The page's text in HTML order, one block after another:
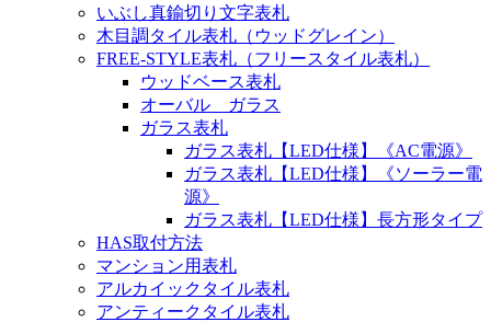
いぶし真鍮切り文字表札
木目調タイル表札（ウッドグレイン）
FREE-STYLE表札（フリースタイル表札）
ウッドベース表札
オーバル ガラス
ガラス表札
ガラス表札【LED仕様】《AC電源》
ガラス表札【LED仕様】《ソーラー電
源》
ガラス表札【LED仕様】長方形タイプ
HAS取付方法
マンション用表札
アルカイックタイル表札
アンティークタイル表札